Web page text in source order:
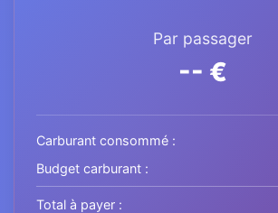
Par passager
-- €
Carburant consommé :
Budget carburant :
Total à payer :